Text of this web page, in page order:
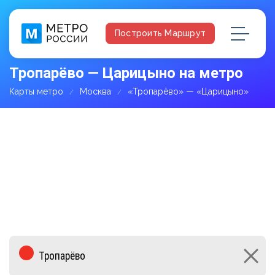
Построить Маршрут
Тропарёво — Царицыно на метро
Карты метро Москва «Тропарёво» — «Царицыно»